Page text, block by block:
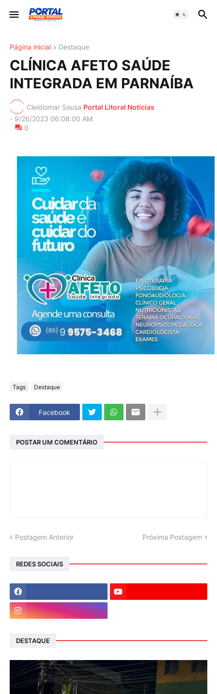
Página inicial Destaque
CLÍNICA AFETO SAÚDE
INTEGRADA EM PARNAÍBA
Cleidiomar Sousa Portal Litoral Notícias
- 9/26/2023 06:08:00 AM
0
Tags Destaque
Facebook
POSTAR UM COMENTÁRIO
Postagem Anterior Próxima Postagem
REDES SOCIAIS
DESTAQUE